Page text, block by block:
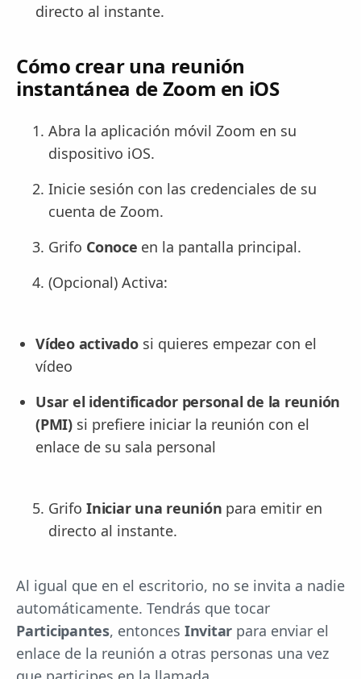
directo al instante.
Cómo crear una reunión
instantánea de Zoom en iOS
Abra la aplicación móvil Zoom en su
dispositivo iOS.
Inicie sesión con las credenciales de su
cuenta de Zoom.
Grifo Conoce en la pantalla principal.
(Opcional) Activa:
Vídeo activadosi quieres empezar con el
vídeo
Usar el identificador personal de la reunión
(PMI)si prefiere iniciar la reunión con el
enlace de su sala personal
Grifo Iniciar una reunión para emitir en
directo al instante.
Al igual que en el escritorio, no se invita a nadie
automáticamente. Tendrás que tocar
Participantes, entonces Invitar para enviar el
enlace de la reunión a otras personas una vez